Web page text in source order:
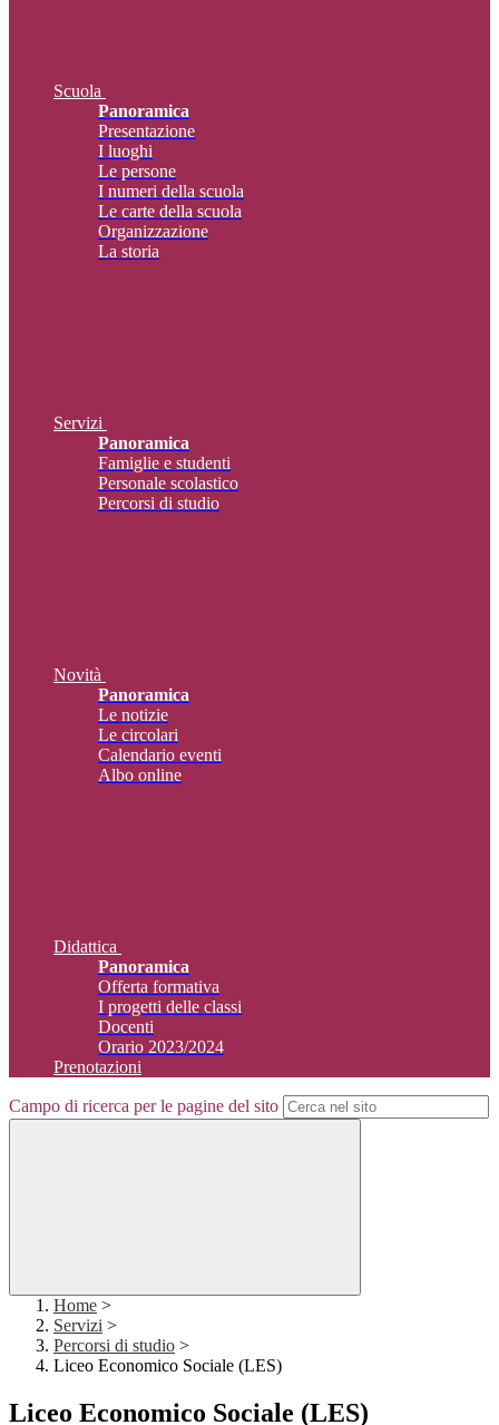
Scuola
Panoramica
Presentazione
I luoghi
Le persone
I numeri della scuola
Le carte della scuola
Organizzazione
La storia
Servizi
Panoramica
Famiglie e studenti
Personale scolastico
Percorsi di studio
Novità
Panoramica
Le notizie
Le circolari
Calendario eventi
Albo online
Didattica
Panoramica
Offerta formativa
I progetti delle classi
Docenti
Orario 2023/2024
Prenotazioni
Campo di ricerca per le pagine del sito
Home >
Servizi >
Percorsi di studio >
Liceo Economico Sociale (LES)
Liceo Economico Sociale (LES)